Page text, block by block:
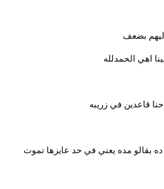
بضعف
اهي الحمدلله
قاعدين في زريبه
بقالو مده يعني في حد عايزها تموت